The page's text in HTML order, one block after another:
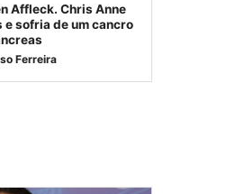
Affleck. Chris Anne
sofria de um cancro
Ferreira